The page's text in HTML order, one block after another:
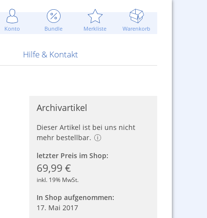
Konto Bundle Merkliste Warenkorb
Blitzschnell...
Sommerpreise u.v.m.
Pirotecnia
Hilfe & Kontakt
Kontaktformular
AGB
Archivartikel
Dieser Artikel ist bei uns nicht
mehr bestellbar.
letzter Preis im Shop:
69,99 €
inkl. 19% MwSt.
In Shop aufgenommen:
17. Mai 2017